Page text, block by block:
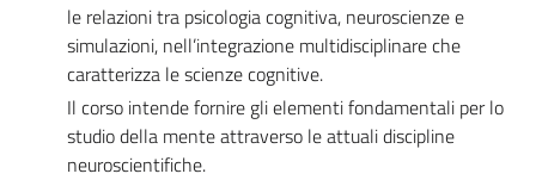
le relazioni tra psicologia cognitiva, neuroscienze e
simulazioni, nell’integrazione multidisciplinare che
caratterizza le scienze cognitive.
Il corso intende fornire gli elementi fondamentali per lo
studio della mente attraverso le attuali discipline
neuroscientifiche.